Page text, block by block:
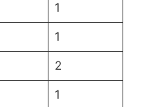
1
1
2
1